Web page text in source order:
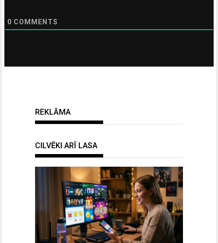
0 COMMENTS
REKLĀMA
CILVĒKI ARĪ LASA